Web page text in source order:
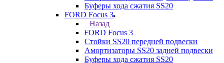
Буферы хода сжатия SS20
FORD Focus 3
Назад
FORD Focus 3
Стойки SS20 передней подвески
Амортизаторы SS20 задней подвески
Буферы хода сжатия SS20